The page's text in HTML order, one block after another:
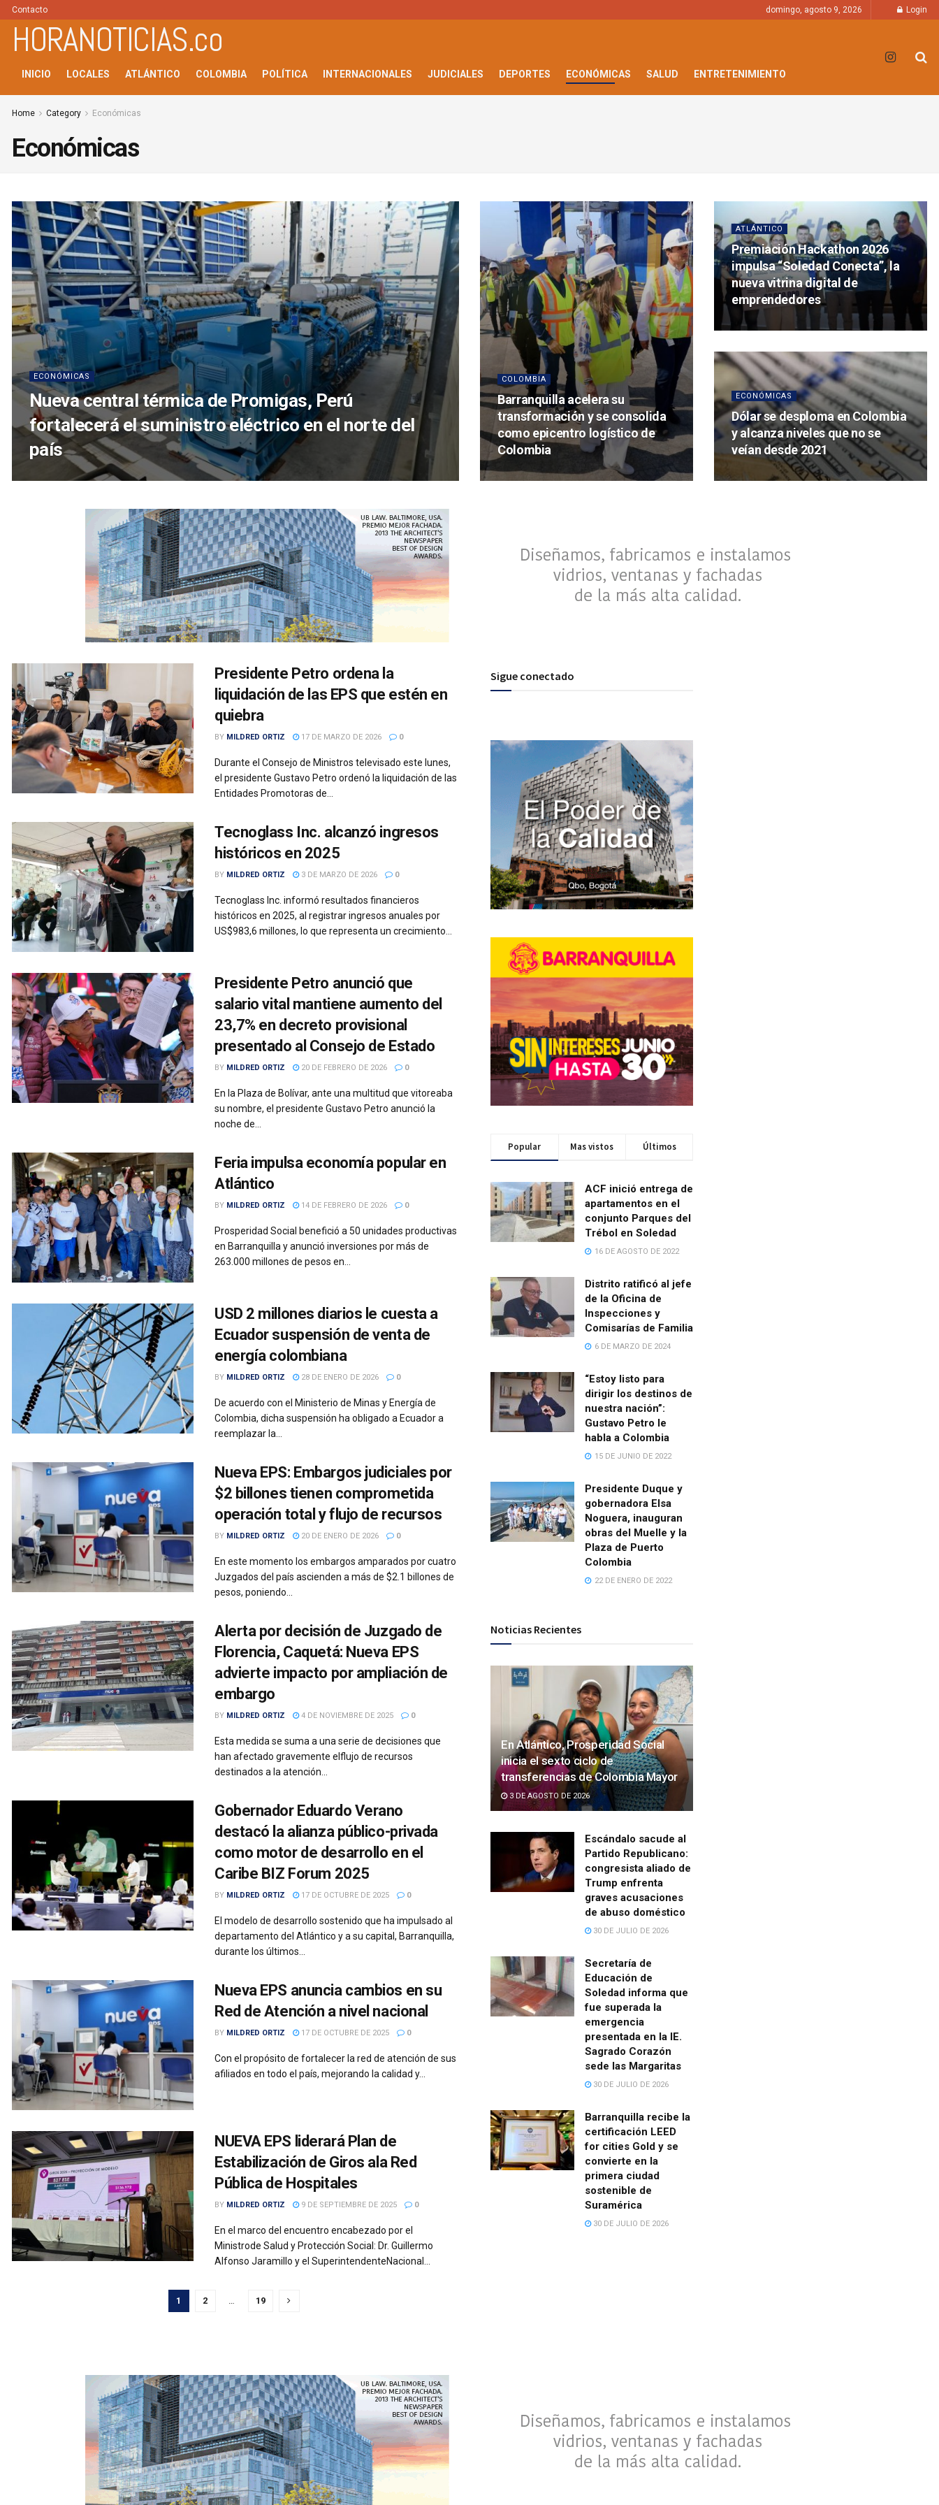
Contacto domingo, agosto 9, 2026 Login
HORANOTICIAS.co
INICIO LOCALES ATLÁNTICO COLOMBIA POLÍTICA INTERNACIONALES JUDICIALES DEPORTES ECONÓMICAS SALUD ENTRETENIMIENTO
Home Category Económicas
Económicas
ECONÓMICAS
Nueva central térmica de Promigas, Perú
fortalecerá el suministro eléctrico en el norte del
país
COLOMBIA
Barranquilla acelera su
transformación y se consolida
como epicentro logístico de
Colombia
ATLÁNTICO
Premiación Hackathon 2026
impulsa “Soledad Conecta”, la
nueva vitrina digital de
emprendedores
ECONÓMICAS
Dólar se desploma en Colombia
y alcanza niveles que no se
veían desde 2021
Presidente Petro ordena la
liquidación de las EPS que estén en
quiebra
BY MILDRED ORTIZ 17 DE MARZO DE 2026 0
Durante el Consejo de Ministros televisado este lunes,
el presidente Gustavo Petro ordenó la liquidación de las
Entidades Promotoras de...
Tecnoglass Inc. alcanzó ingresos
históricos en 2025
BY MILDRED ORTIZ 3 DE MARZO DE 2026 0
Tecnoglass Inc. informó resultados financieros
históricos en 2025, al registrar ingresos anuales por
US$983,6 millones, lo que representa un crecimiento...
Presidente Petro anunció que
salario vital mantiene aumento del
23,7% en decreto provisional
presentado al Consejo de Estado
BY MILDRED ORTIZ 20 DE FEBRERO DE 2026 0
En la Plaza de Bolívar, ante una multitud que vitoreaba
su nombre, el presidente Gustavo Petro anunció la
noche de...
Feria impulsa economía popular en
Atlántico
BY MILDRED ORTIZ 14 DE FEBRERO DE 2026 0
Prosperidad Social benefició a 50 unidades productivas
en Barranquilla y anunció inversiones por más de
263.000 millones de pesos en...
USD 2 millones diarios le cuesta a
Ecuador suspensión de venta de
energía colombiana
BY MILDRED ORTIZ 28 DE ENERO DE 2026 0
De acuerdo con el Ministerio de Minas y Energía de
Colombia, dicha suspensión ha obligado a Ecuador a
reemplazar la...
Nueva EPS: Embargos judiciales por
$2 billones tienen comprometida
operación total y flujo de recursos
BY MILDRED ORTIZ 20 DE ENERO DE 2026 0
En este momento los embargos amparados por cuatro
Juzgados del país ascienden a más de $2.1 billones de
pesos, poniendo...
Alerta por decisión de Juzgado de
Florencia, Caquetá: Nueva EPS
advierte impacto por ampliación de
embargo
BY MILDRED ORTIZ 4 DE NOVIEMBRE DE 2025 0
Esta medida se suma a una serie de decisiones que
han afectado gravemente elflujo de recursos
destinados a la atención...
Gobernador Eduardo Verano
destacó la alianza público-privada
como motor de desarrollo en el
Caribe BIZ Forum 2025
BY MILDRED ORTIZ 17 DE OCTUBRE DE 2025 0
El modelo de desarrollo sostenido que ha impulsado al
departamento del Atlántico y a su capital, Barranquilla,
durante los últimos...
Nueva EPS anuncia cambios en su
Red de Atención a nivel nacional
BY MILDRED ORTIZ 17 DE OCTUBRE DE 2025 0
Con el propósito de fortalecer la red de atención de sus
afiliados en todo el país, mejorando la calidad y...
NUEVA EPS liderará Plan de
Estabilización de Giros ala Red
Pública de Hospitales
BY MILDRED ORTIZ 9 DE SEPTIEMBRE DE 2025 0
En el marco del encuentro encabezado por el
Ministrode Salud y Protección Social: Dr. Guillermo
Alfonso Jaramillo y el SuperintendenteNacional...
1 2 19
Sigue conectado
Popular Mas vistos Últimos
ACF inició entrega de
apartamentos en el
conjunto Parques del
Trébol en Soledad
16 DE AGOSTO DE 2022
Distrito ratificó al jefe
de la Oficina de
Inspecciones y
Comisarías de Familia
6 DE MARZO DE 2024
“Estoy listo para
dirigir los destinos de
nuestra nación”:
Gustavo Petro le
habla a Colombia
15 DE JUNIO DE 2022
Presidente Duque y
gobernadora Elsa
Noguera, inauguran
obras del Muelle y la
Plaza de Puerto
Colombia
22 DE ENERO DE 2022
Noticias Recientes
En Atlántico, Prosperidad Social
inicia el sexto ciclo de
transferencias de Colombia Mayor
3 DE AGOSTO DE 2026
Escándalo sacude al
Partido Republicano:
congresista aliado de
Trump enfrenta
graves acusaciones
de abuso doméstico
30 DE JULIO DE 2026
Secretaría de
Educación de
Soledad informa que
fue superada la
emergencia
presentada en la IE.
Sagrado Corazón
sede las Margaritas
30 DE JULIO DE 2026
Barranquilla recibe la
certificación LEED
for cities Gold y se
convierte en la
primera ciudad
sostenible de
Suramérica
30 DE JULIO DE 2026